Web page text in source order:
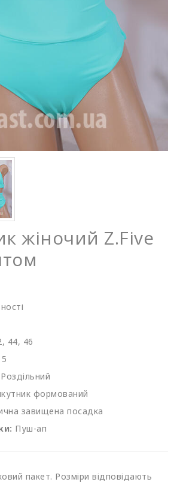
жіночий Z.Five
44, 46
5
Роздільний
формований
завищена посадка
Пуш-ап
пакет. Розміри відповідають